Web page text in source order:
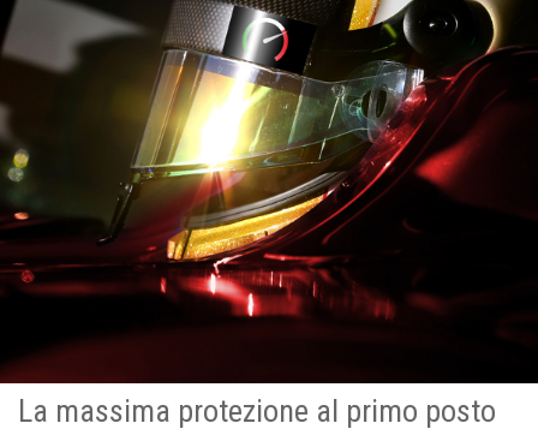
La massima protezione al primo posto